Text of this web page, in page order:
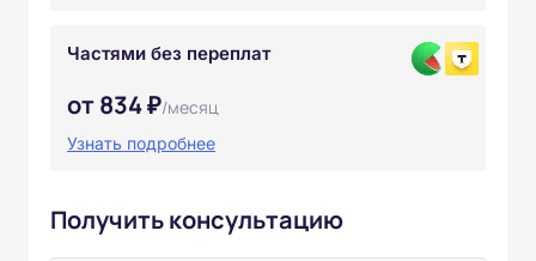
Частями без переплат
от 834 ₽/месяц
Узнать подробнее
Получить консультацию